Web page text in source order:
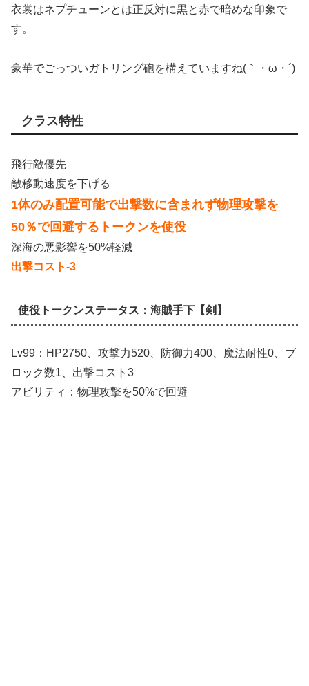
衣裳はネプチューンとは正反対に黒と赤で暗めな印象で
す。
豪華でごっついガトリング砲を構えていますね(｀・ω・´)
クラス特性
飛行敵優先
敵移動速度を下げる
1体のみ配置可能で出撃数に含まれず物理攻撃を
50％で回避するトークンを使役
深海の悪影響を50%軽減
出撃コスト-3
使役トークンステータス：海賊手下【剣】
Lv99：HP2750、攻撃力520、防御力400、魔法耐性0、ブ
ロック数1、出撃コスト3
アビリティ：物理攻撃を50%で回避